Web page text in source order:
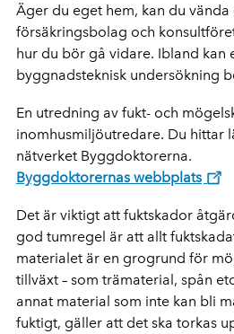
Äger du eget hem, kan du
försäkringsbolag och
hur du bör gå vidare. Ibland kan
byggnadsteknisk undersökning
En utredning av fukt- och
inomhusmiljöutredare. Du hittar
nätverket Byggdoktorerna.
Byggdoktorernas webbplats
Det är viktigt att fuktskador
god tumregel är att allt
materialet är en grogrund för
tillväxt – som trämaterial, spån
annat material som inte kan bli
fuktigt, gäller att det ska torkas